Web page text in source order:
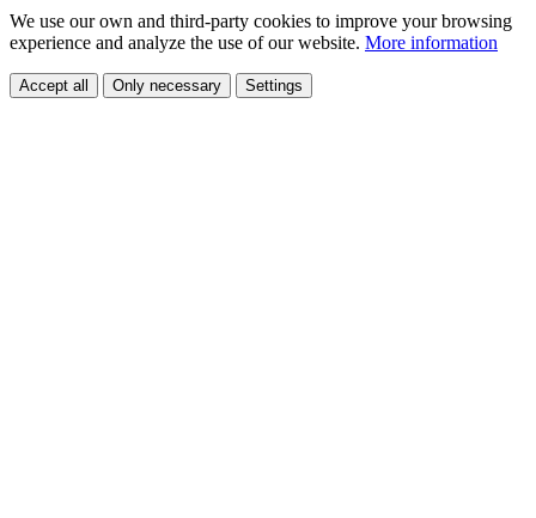
We use our own and third-party cookies to improve your browsing
experience and analyze the use of our website. More information
Accept all Only necessary Settings